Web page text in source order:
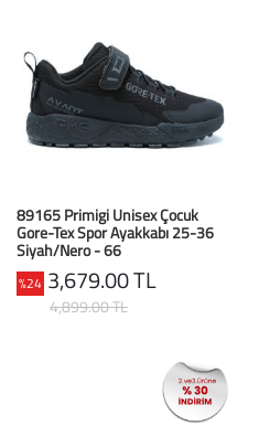
89165 Primigi Unisex Çocuk
Gore-Tex Spor Ayakkabı 25-36
Siyah/Nero - 66
%24 3,679.00 TL
4,899.00 TL